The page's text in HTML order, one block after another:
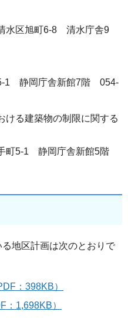
水区旭町6-8 清水庁舎9
5-1 静岡庁舎新館7階 054-
ける建築物の制限に関する
手町5-1 静岡庁舎新館5階
地区計画は次のとおりで
：398KB）
：1,698KB）